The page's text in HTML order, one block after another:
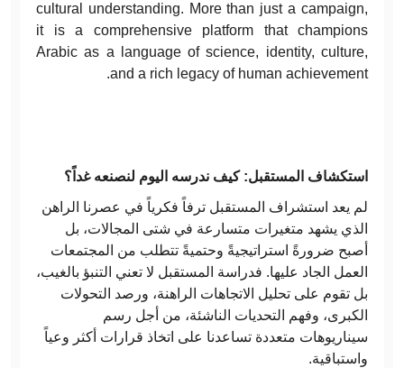
cultural understanding. More than just a campaign,
it is a comprehensive platform that champions
Arabic as a language of science, identity, culture,
and a rich legacy of human achievement.
استكشاف المستقبل: كيف ندرسه اليوم لنصنعه غداً؟
لم يعد استشراف المستقبل ترفاً فكرياً في عصرنا الراهن
الذي يشهد متغيرات متسارعة في شتى المجالات، بل
أصبح ضرورةً استراتيجيةً وحتميةً تتطلب من المجتمعات
العمل الجاد عليها. فدراسة المستقبل لا تعني التنبؤ بالغيب،
بل تقوم على تحليل الاتجاهات الراهنة، ورصد التحولات
الكبرى، وفهم التحديات الناشئة، من أجل رسم
سيناريوهات متعددة تساعدنا على اتخاذ قرارات أكثر وعياً
واستباقية.